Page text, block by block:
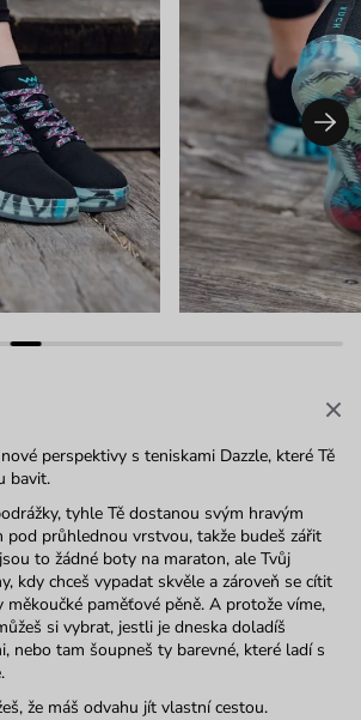
perspektivy s teniskami Dazzle, které Tě
bavit.
tyhle Tě dostanou svým hravým
pod průhlednou vrstvou, takže budeš zářit
to žádné boty na maraton, ale Tvůj
kdy chceš vypadat skvěle a zároveň se cítit
měkoučké paměťové pěně. A protože víme,
si vybrat, jestli je dneska doladíš
nebo tam šoupneš ty barevné, které ladí s
že máš odvahu jít vlastní cestou.